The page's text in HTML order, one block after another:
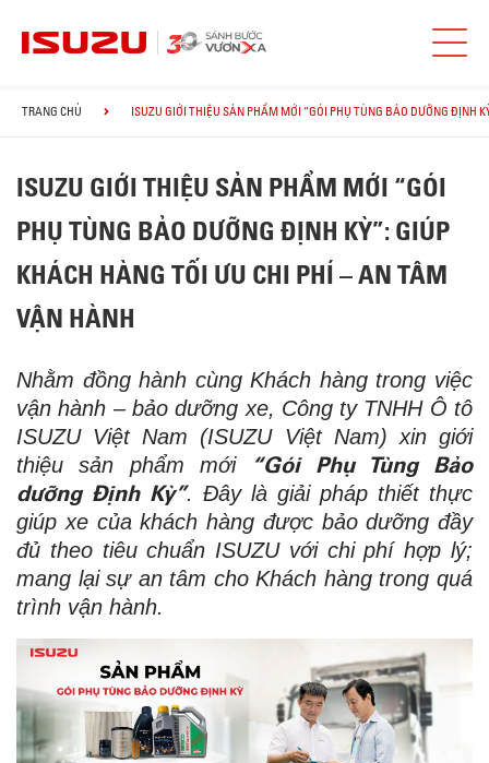
TRANG CHỦ ISUZU GIỚI THIỆU SẢN PHẨM MỚI “GÓI PHỤ TÙNG BẢO DƯỠNG ĐỊNH
ISUZU GIỚI THIỆU SẢN PHẨM MỚI “GÓI
PHỤ TÙNG BẢO DƯỠNG ĐỊNH KỲ”: GIÚP
KHÁCH HÀNG TỐI ƯU CHI PHÍ – AN TÂM
VẬN HÀNH
Nhằm đồng hành cùng Khách hàng trong việc
vận hành – bảo dưỡng xe, Công ty TNHH Ô tô
ISUZU Việt Nam (ISUZU Việt Nam) xin giới
thiệu sản phẩm mới“Gói Phụ Tùng Bảo
dưỡng Định Kỳ”. Đây là giải pháp thiết thực
giúp xe của khách hàng được bảo dưỡng đầy
đủ theo tiêu chuẩn ISUZU với chi phí hợp lý;
mang lại sự an tâm cho Khách hàng trong quá
trình vận hành.